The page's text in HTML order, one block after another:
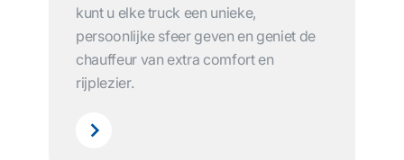
kunt u elke truck een unieke,
persoonlijke sfeer geven en geniet de
chauffeur van extra comfort en
rijplezier.